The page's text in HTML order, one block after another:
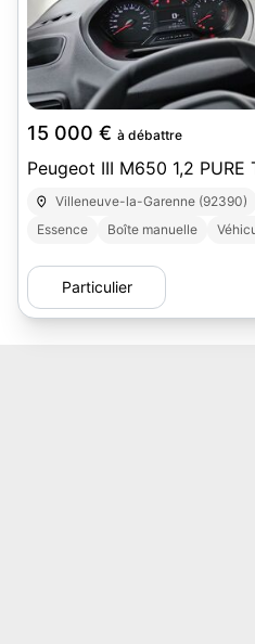
15 000 € à débattre
Villeneuve-la-Garenne (92390)
Essence
Boîte manuelle
Particulier